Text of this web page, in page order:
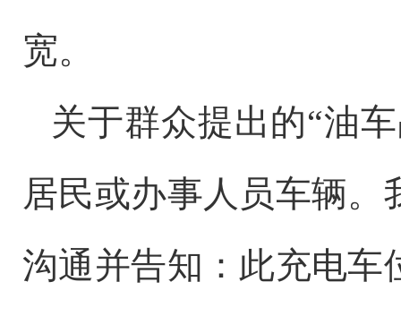
宽。
关于群众提出的“油
居民或办事人员车辆
沟通并告知：此充电车